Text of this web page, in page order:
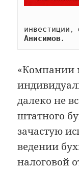
Анисимов.
«Компании
далеко не
штатного
зачастую
ведении
налоговой